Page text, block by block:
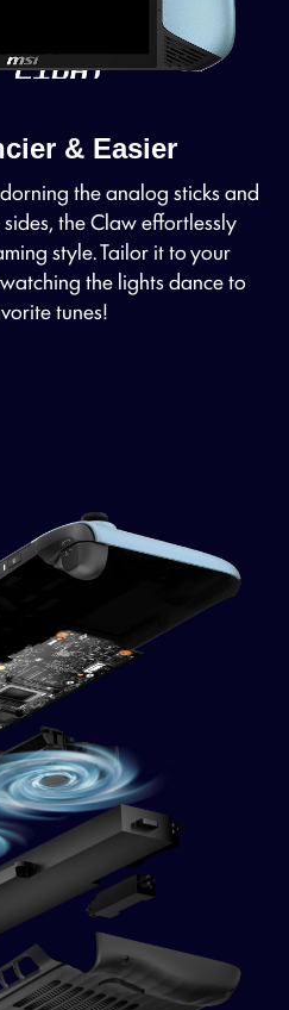
& Easier
the analog sticks and
the Claw effortlessly
style. Tailor it to your
the lights dance to
tunes!